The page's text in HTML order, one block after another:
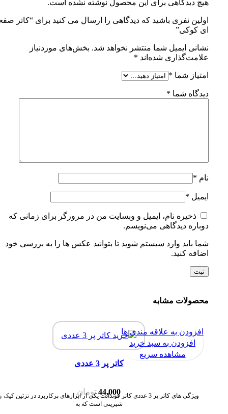
هیچ دیدگاهی برای این محصول نوشته نشده است.
اولین نفری باشید که دیدگاهی را ارسال می کنید برای “کاتر
ای کوکی”
نشانی ایمیل شما منتشر نخواهد شد. بخش‌های موردنیاز
علامت‌گذاری شده‌اند *
امتیاز شما *
دیدگاه شما *
نام *
ایمیل *
ذخیره نام، ایمیل و وبسایت من در مرورگر برای زمانی که
دوباره دیدگاهی می‌نویسم.
شما باید وارد سیستم شوید تا بتوانید عکس ها را به بررسی خود
اضافه کنید.
محصولات مشابه
کاتر پر 3 عددی
44,000 تومان
ویژگی های کاتر پر 3 عددی کاتر فوندانت یکی از ابزارهای پرکاربرد در تزئین کیک
شیرینی است که به
افزودن به علاقه مندی ها
افزودن به سبد خرید
مشاهده سریع